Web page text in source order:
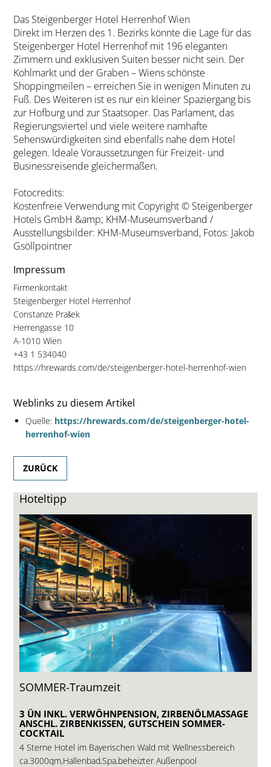
Das Steigenberger Hotel Herrenhof Wien
Direkt im Herzen des 1. Bezirks könnte die Lage für das
Steigenberger Hotel Herrenhof mit 196 eleganten
Zimmern und exklusiven Suiten besser nicht sein. Der
Kohlmarkt und der Graben – Wiens schönste
Shoppingmeilen – erreichen Sie in wenigen Minuten zu
Fuß. Des Weiteren ist es nur ein kleiner Spaziergang bis
zur Hofburg und zur Staatsoper. Das Parlament, das
Regierungsviertel und viele weitere namhafte
Sehenswürdigkeiten sind ebenfalls nahe dem Hotel
gelegen. Ideale Voraussetzungen für Freizeit- und
Businessreisende gleichermaßen.
Fotocredits:
Kostenfreie Verwendung mit Copyright © Steigenberger
Hotels GmbH &amp; KHM-Museumsverband /
Ausstellungsbilder: KHM-Museumsverband, Fotos: Jakob
Gsöllpointner
Impressum
Firmenkontakt
Steigenberger Hotel Herrenhof
Constanze Prašek
Herrengasse 10
A-1010 Wien
+43 1 534040
https://hrewards.com/de/steigenberger-hotel-herrenhof-wien
Weblinks zu diesem Artikel
Quelle: https://hrewards.com/de/steigenberger-hotel-
herrenhof-wien
ZURÜCK
Hoteltipp
SOMMER-Traumzeit
3 ÜN INKL. VERWÖHNPENSION, ZIRBENÖLMASSAGE
ANSCHL. ZIRBENKISSEN, GUTSCHEIN SOMMER-
COCKTAIL
4 Sterne Hotel im Bayerischen Wald mit Wellnessbereich
ca.3000qm,Hallenbad,Spa,beheizter Außenpool